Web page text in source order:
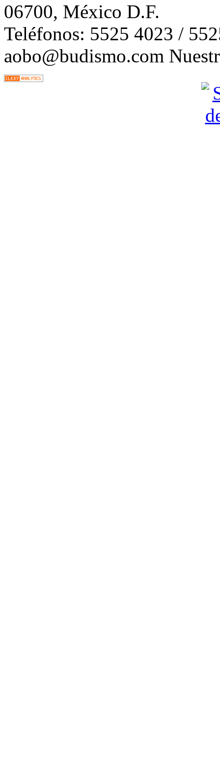
06700, México D.F.
Teléfonos: 5525 4023 /
aobo@budismo.com